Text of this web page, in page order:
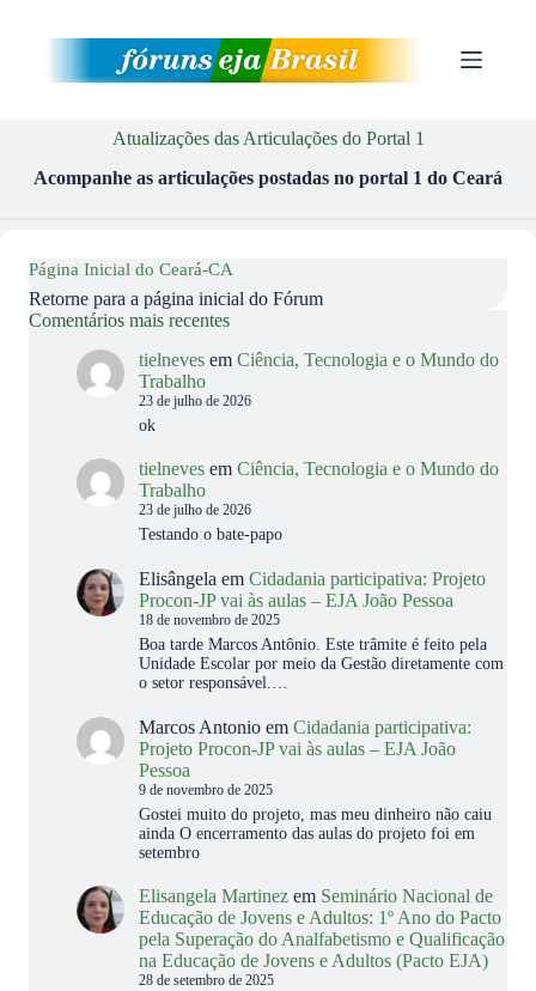
Atualizações das Articulações do Portal 1
Acompanhe as articulações postadas no portal 1 do Ceará
Página Inicial do Ceará-CA
Retorne para a página inicial do Fórum
Comentários mais recentes
tielneves em Ciência, Tecnologia e o Mundo do
Trabalho
23 de julho de 2026
ok
tielneves em Ciência, Tecnologia e o Mundo do
Trabalho
23 de julho de 2026
Testando o bate-papo
Elisângela em Cidadania participativa: Projeto
Procon-JP vai às aulas – EJA João Pessoa
18 de novembro de 2025
Boa tarde Marcos Antônio. Este trâmite é feito pela
Unidade Escolar por meio da Gestão diretamente com
o setor responsável.…
Marcos Antonio em Cidadania participativa:
Projeto Procon-JP vai às aulas – EJA João
Pessoa
9 de novembro de 2025
Gostei muito do projeto, mas meu dinheiro não caiu
ainda O encerramento das aulas do projeto foi em
setembro
Elisangela Martinez em Seminário Nacional de
Educação de Jovens e Adultos: 1º Ano do Pacto
pela Superação do Analfabetismo e Qualificação
na Educação de Jovens e Adultos (Pacto EJA)
28 de setembro de 2025